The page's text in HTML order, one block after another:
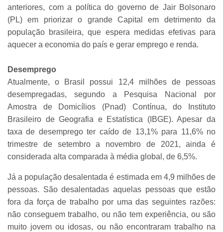
anteriores, com a política do governo de Jair Bolsonaro
(PL) em priorizar o grande Capital em detrimento da
população brasileira, que espera medidas efetivas para
aquecer a economia do país e gerar emprego e renda.
Desemprego
Atualmente, o Brasil possui 12,4 milhões de pessoas
desempregadas, segundo a Pesquisa Nacional por
Amostra de Domicílios (Pnad) Contínua, do Instituto
Brasileiro de Geografia e Estatística (IBGE). Apesar da
taxa de desemprego ter caído de 13,1% para 11,6% no
trimestre de setembro a novembro de 2021, ainda é
considerada alta comparada à média global, de 6,5%.
Já a população desalentada é estimada em 4,9 milhões de
pessoas. São desalentadas aquelas pessoas que estão
fora da força de trabalho por uma das seguintes razões:
não conseguem trabalho, ou não tem experiência, ou são
muito jovem ou idosas, ou não encontraram trabalho na